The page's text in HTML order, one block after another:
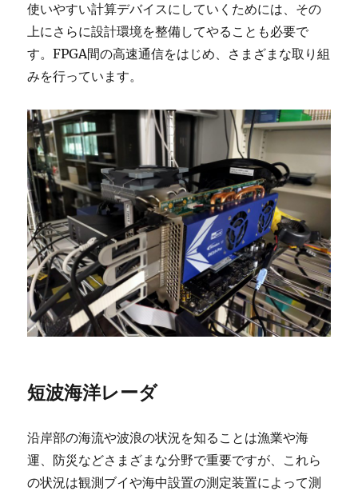
使いやすい計算デバイスにしていくためには、その
上にさらに設計環境を整備してやることも必要で
す。FPGA間の高速通信をはじめ、さまざまな取り組
みを行っています。
短波海洋レーダ
沿岸部の海流や波浪の状況を知ることは漁業や海
運、防災などさまざまな分野で重要ですが、これら
の状況は観測ブイや海中設置の測定装置によって測